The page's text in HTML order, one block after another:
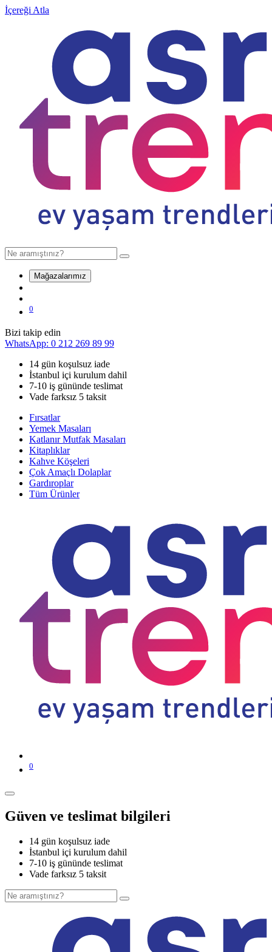
İçereği Atla
Mağazalarımız
0
Bizi takip edin
WhatsApp: 0 212 269 89 99
14 gün koşulsuz iade
İstanbul içi kurulum dahil
7-10 iş gününde teslimat
Vade farksız 5 taksit
Fırsatlar
Yemek Masaları
Katlanır Mutfak Masaları
Kitaplıklar
Kahve Köşeleri
Çok Amaçlı Dolaplar
Gardıroplar
Tüm Ürünler
0
Güven ve teslimat bilgileri
14 gün koşulsuz iade
İstanbul içi kurulum dahil
7-10 iş gününde teslimat
Vade farksız 5 taksit